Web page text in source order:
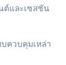
ต์และเซสชัน
ควบคุมเหล่า